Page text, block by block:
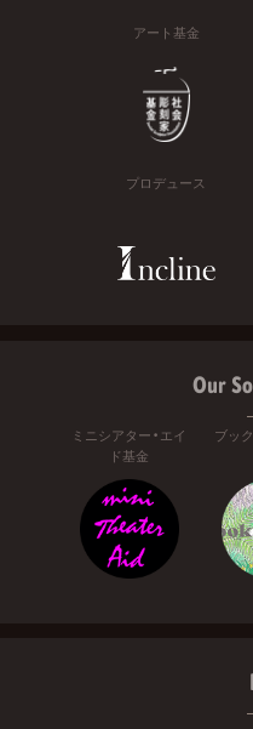
アート基金
プロデュース
Our
ミニシアター・エイ
ド基金
ブッ